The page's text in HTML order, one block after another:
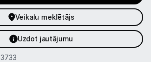
Veikalu meklētājs
Uzdot jautājumu